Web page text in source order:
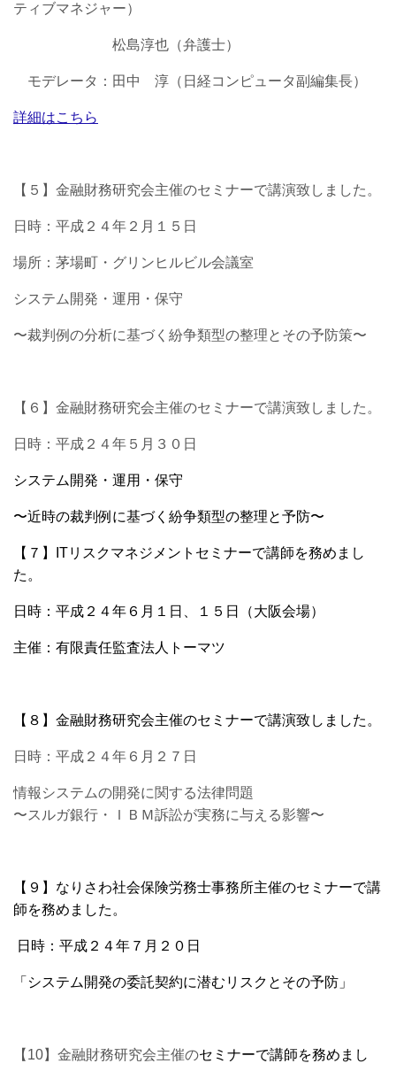
ティブマネジャー）
松島淳也（弁護士）
モデレータ：田中 淳（日経コンピュータ副編集長）
詳細はこちら
【５】金融財務研究会主催のセミナーで講演致しました。
日時：平成２４年２月１５日
場所：茅場町・グリンヒルビル会議室
システム開発・運用・保守
〜裁判例の分析に基づく紛争類型の整理とその予防策〜
【６】金融財務研究会主催のセミナーで講演致しました。
日時：平成２４年５月３０日
システム開発・運用・保守
〜近時の裁判例に基づく紛争類型の整理と予防〜
【７】 ITリスクマネジメントセミナーで講師を務めまし
た。
日時：平成２４年６月１日、１５日（大阪会場）
主催：有限責任監査法人トーマツ
【８】金融財務研究会主催のセミナーで講演致しました。
日時：平成２４年６月２７日
情報システムの開発に関する法律問題
〜スルガ銀行・ＩＢＭ訴訟が実務に与える影響〜
【９】なりさわ社会保険労務士事務所主催のセミナーで講
師を務めました。
日時： 平成２４年７月２０日
「システム開発の委託契約に潜むリスクとその予防」
【10】金融財務研究会主催のセミナーで講師を務めまし